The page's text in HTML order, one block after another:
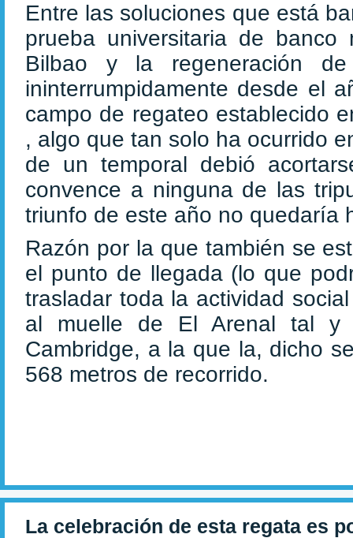
Entre las soluciones que está
prueba universitaria de
Bilbao y la regeneración
ininterrumpidamente desde el
campo de regateo establecido
, algo que tan solo ha ocurrido
de un temporal debió
convence a ninguna de las
triunfo de este año no quedaría
Razón por la que también se
el punto de llegada (lo que
trasladar toda la actividad
al muelle de El Arenal tal y
Cambridge, a la que la, dicho
568 metros de recorrido.
La celebración de esta regata es